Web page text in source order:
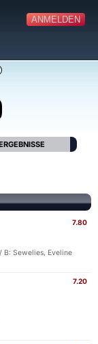
ANMELDEN
7.80
B: Sewelies, Eveline
7.20